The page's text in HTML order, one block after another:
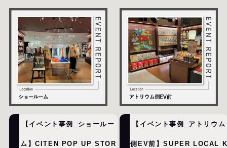
【イベント事例_ショールー
ム】CITEN POP UP STOR
【イベント事例_アトリウム
側EV前】SUPER LOCAL